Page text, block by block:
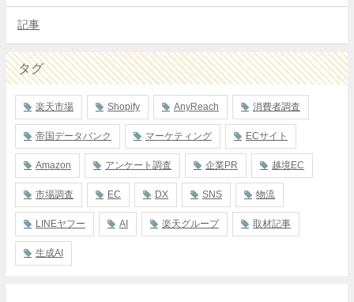
記事
タグ
楽天市場 Shopify AnyReach 消費者調査
帝国データバンク マーケティング ECサイト
Amazon アンケート調査 企業PR 越境EC
市場調査 EC DX SNS 物流
LINEヤフー AI 楽天グループ 取材記事
生成AI